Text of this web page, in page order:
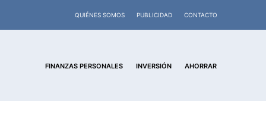
QUIÉNES SOMOS PUBLICIDAD CONTACTO
FINANZAS PERSONALES INVERSIÓN AHORRAR